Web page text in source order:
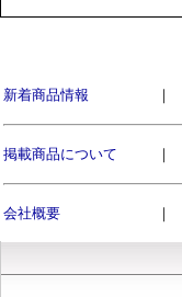
新着商品情報 ｜
掲載商品について ｜
会社概要 ｜